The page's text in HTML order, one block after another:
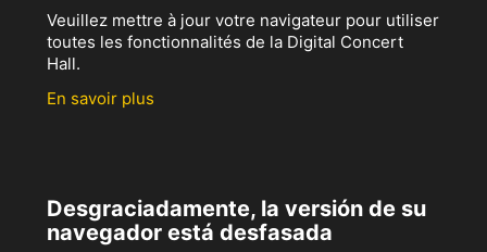
Veuillez mettre à jour votre navigateur pour utiliser
toutes les fonctionnalités de la Digital Concert
Hall.
En savoir plus
Desgraciadamente, la versión de su
navegador está desfasada